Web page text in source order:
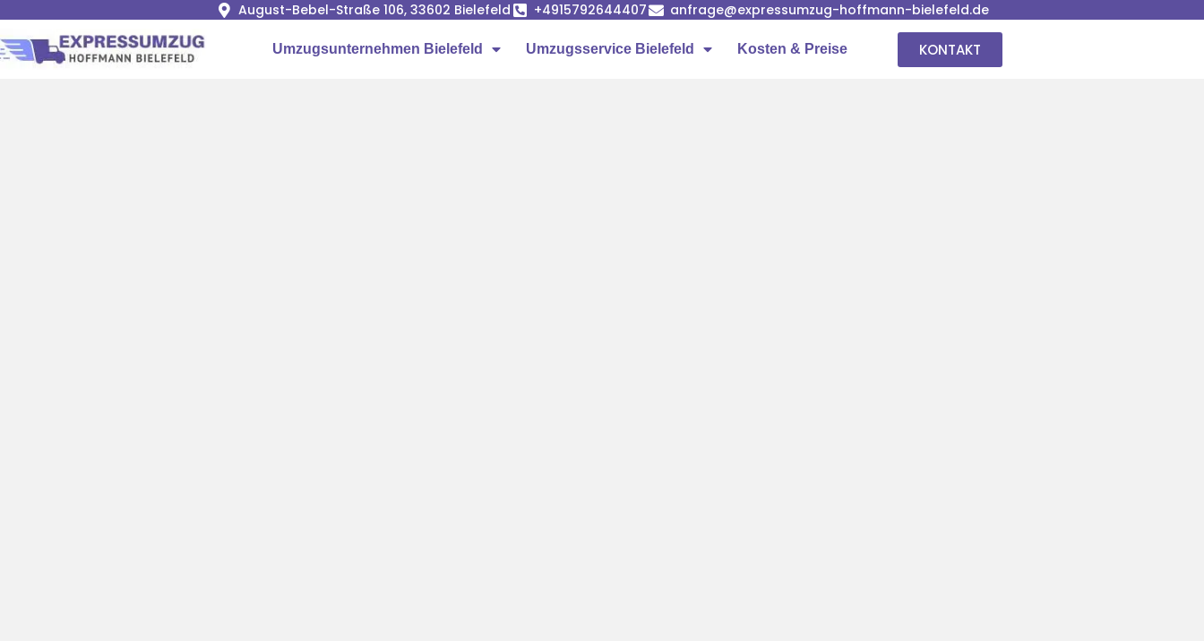
August-Bebel-Straße 106, 33602 Bielefeld +4915792644407 anfrage@expressumzug-hoffmann-bielefeld.de
Umzugsunternehmen Bielefeld Umzugsservice Bielefeld Kosten & Preise KONTAKT